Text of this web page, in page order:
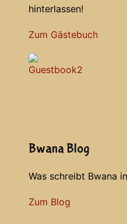
hinterlassen!
Zum Gästebuch
Bwana Blog
Was schreibt Bwana
Zum Blog